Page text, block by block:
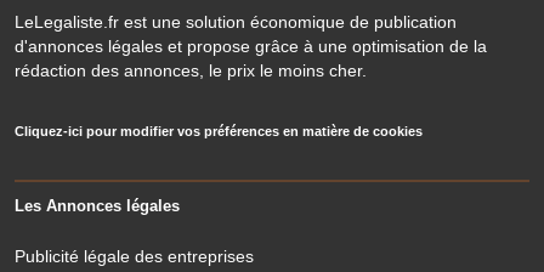
LeLegaliste.fr est une solution économique de publication
d'annonces légales et propose grâce à une optimisation de la
rédaction des annonces, le prix le moins cher.
Cliquez-ici pour modifier vos préférences en matière de cookies
Les Annonces légales
Publicité légale des entreprises